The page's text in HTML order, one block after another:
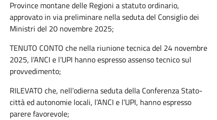
Province montane delle Regioni a statuto ordinario,
approvato in via preliminare nella seduta del Consiglio dei
Ministri del 20 novembre 2025;
TENUTO CONTO che nella riunione tecnica del 24 novembre
2025, l’ANCI e l’UPI hanno espresso assenso tecnico sul
provvedimento;
RILEVATO che, nell’odierna seduta della Conferenza Stato-
città ed autonomie locali, l’ANCI e l’UPI, hanno espresso
parere favorevole;